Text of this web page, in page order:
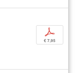
p
€ 7,95